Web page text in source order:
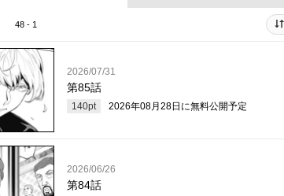
48 - 1
2026/07/31
第85話
140pt 2026年08月28日 に無料公開予定
2026/06/26
第84話